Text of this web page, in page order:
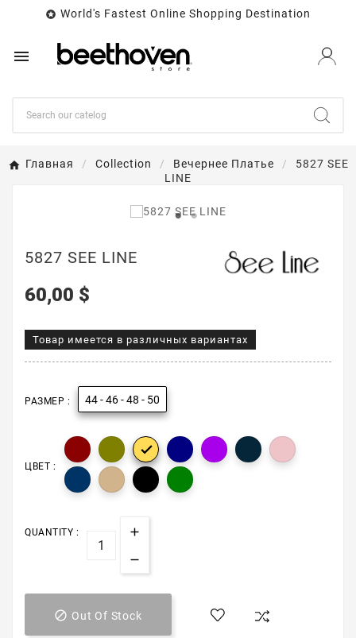
 World's Fastest Online Shopping Destination

Главная Collection Вечернее Платье
5827 SEE
LINE
5827 SEE LINE
60,00 $
Товар имеется в различных вариантах
РАЗМЕР : 44 - 46 - 48 - 50
ЦВЕТ :

QUANTITY :
 Out Of Stock